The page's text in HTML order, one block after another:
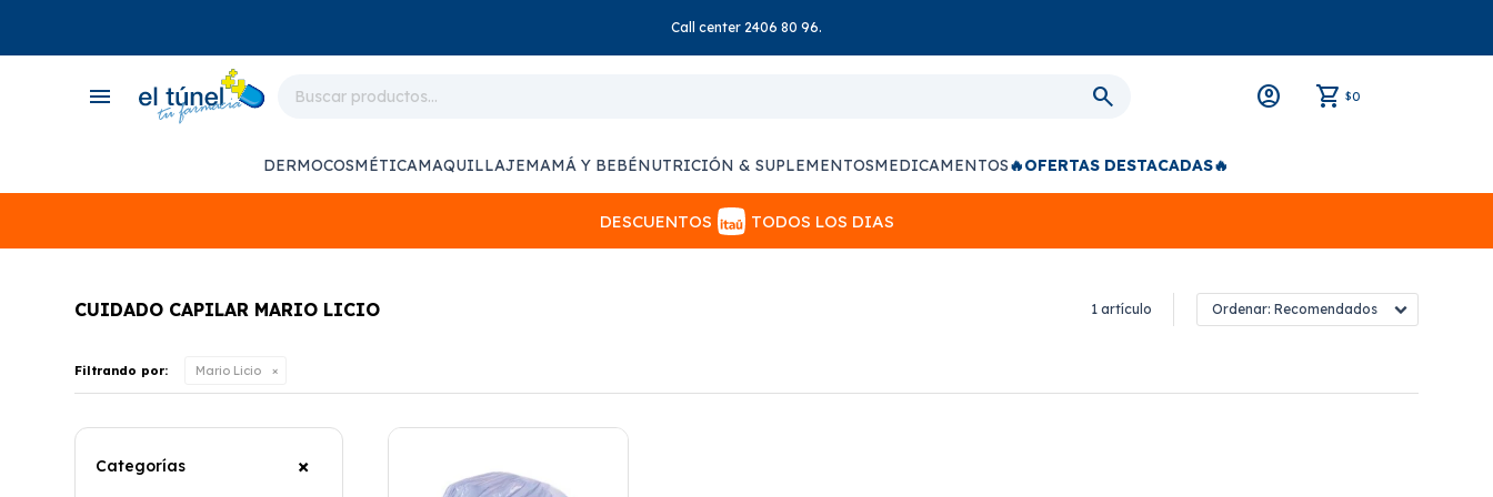
Call center 2406 80 96.
menu $0
DERMOCOSMÉTICAMAQUILLAJEMAMÁ Y BEBÉNUTRICIÓN & SUPLEMENTOSMEDICAMENTOS🔥OFERTAS DESTACADAS🔥
DESCUENTOS TODOS LOS DIAS
CUIDADO CAPILAR MARIO LICIO 1 artículo Recomendados
Filtrando por: Mario Licio
Categorías
close
store
local_shipping